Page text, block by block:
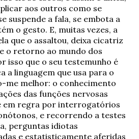
aos outros como se
suspende a fala, se embota a
o gesto. E, muitas vezes, a
que o assaltou, deixa cicatriz
o retorno ao mundo dos
isso que o seu testemunho é
a linguagem que usa para o
me melhor: o conhecimento
das funções nervosas
em regra por interrogatórios
e recorrendo a testes
perguntas idiotas
e estatisticamente aferidas